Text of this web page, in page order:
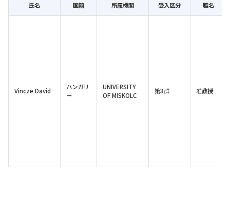
氏名 国籍 所属機関 受入区分 職名
Vincze David
ハンガリ
ー
UNIVERSITY
OF MISKOLC
第3群 准教授